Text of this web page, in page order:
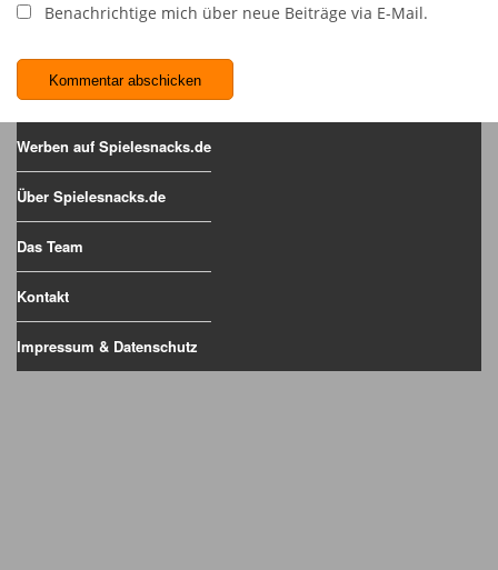
Benachrichtige mich über neue Beiträge via E-Mail.
Werben auf Spielesnacks.de
Über Spielesnacks.de
Das Team
Kontakt
Impressum & Datenschutz